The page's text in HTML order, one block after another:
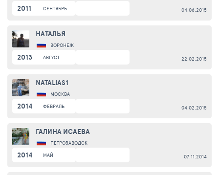
2011 СЕНТЯБРЬ 04.06.2015
НАТАЛЬЯ
ВОРОНЕЖ
2013 АВГУСТ 22.02.2015
NATALIAS1
МОСКВА
2014 ФЕВРАЛЬ 04.02.2015
ГАЛИНА ИСАЕВА
ПЕТРОЗАВОДСК
2014 МАЙ 07.11.2014